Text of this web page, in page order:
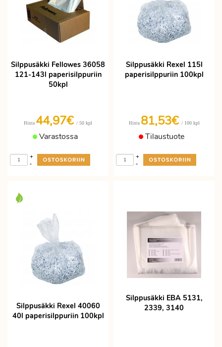
Silppusäkki Fellowes 36058
121-143l paperisilppuriin
50kpl
Hinta 44,97€ / 50 kpl
Varastossa
-
+
Silppusäkki Rexel 115l
paperisilppuriin 100kpl
Hinta 81,53€ / 100 kpl
Tilaustuote
-
+
Silppusäkki Rexel 40060
40l paperisilppuriin 100kpl
Silppusäkki EBA 5131,
2339, 3140